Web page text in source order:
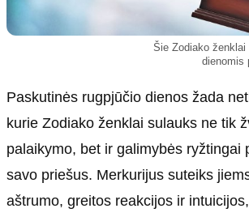
Redakcija
Apie mus
Šie Zodiako
dienomis
Paskutinės rugpjūčio dienos žada
kurie Zodiako ženklai sulauks ne tik
palaikymo, bet ir galimybės ryžtingai
savo priešus. Merkurijus suteiks
aštrumo, greitos reakcijos ir